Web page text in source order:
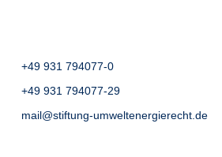
+49 931 794077-0
+49 931 794077-29
mail@stiftung-umweltenergierecht.de